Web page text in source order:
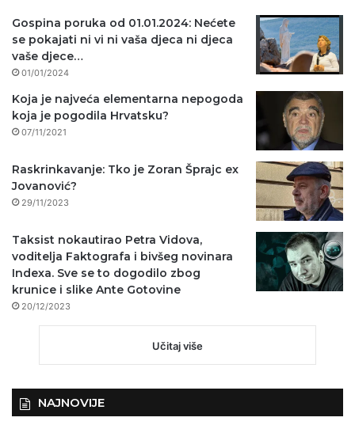
Gospina poruka od 01.01.2024: Nećete
se pokajati ni vi ni vaša djeca ni djeca
vaše djece…
01/01/2024
Koja je najveća elementarna nepogoda
koja je pogodila Hrvatsku?
07/11/2021
Raskrinkavanje: Tko je Zoran Šprajc ex
Jovanović?
29/11/2023
Taksist nokautirao Petra Vidova,
voditelja Faktografa i bivšeg novinara
Indexa. Sve se to dogodilo zbog
krunice i slike Ante Gotovine
20/12/2023
Učitaj više
NAJNOVIJE